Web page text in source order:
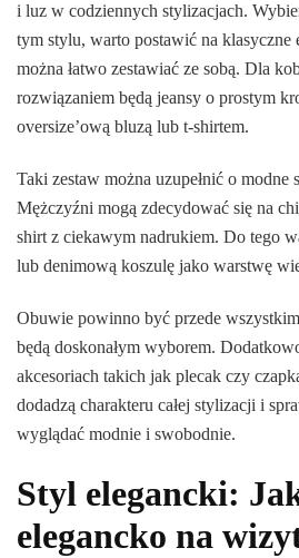
i luz w codziennych stylizacjach.
tym stylu, warto postawić na klasyczne
można łatwo zestawiać ze sobą. Dla
rozwiązaniem będą jeansy o prostym
oversize’ową bluzą lub t-shirtem.
Taki zestaw można uzupełnić o modne
Mężczyźni mogą zdecydować się na
shirt z ciekawym nadrukiem. Do tego
lub denimową koszulę jako warstwę
Obuwie powinno być przede
będą doskonałym wyborem.
akcesoriach takich jak plecak czy
dodadzą charakteru całej stylizacji i
wyglądać modnie i swobodnie.
Styl elegancki:
elegancko na